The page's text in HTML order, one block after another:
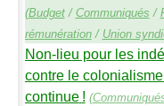
(Budget/ Communiqués /
rémunération/ Union
Non-lieu pour les
contre le
continue ! (